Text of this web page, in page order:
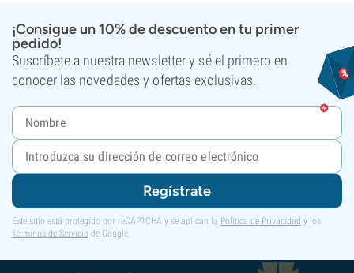
¡Consigue un 10% de descuento en tu primer
pedido!
Suscríbete a nuestra newsletter y sé el primero en
conocer las novedades y ofertas exclusivas.
Regístrate
Este sitio está protegido por reCAPTCHA y se aplican la Política de Privacidad y los
Términos de Servicio de Google.